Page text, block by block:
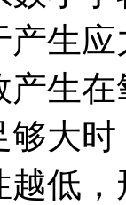
生
生
大
低